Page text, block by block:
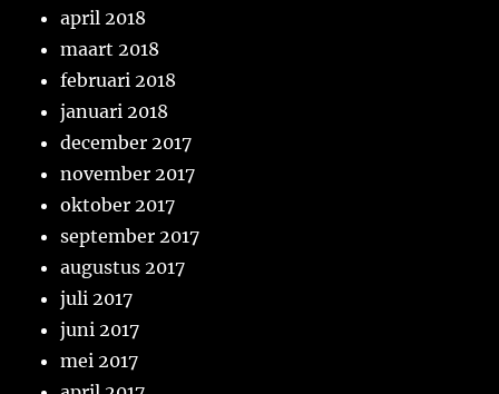
april 2018
maart 2018
februari 2018
januari 2018
december 2017
november 2017
oktober 2017
september 2017
augustus 2017
juli 2017
juni 2017
mei 2017